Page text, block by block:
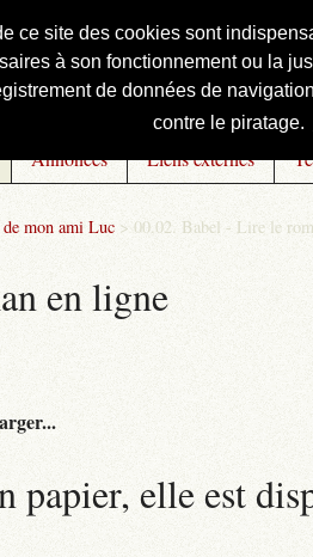
ce site des cookies sont
à son fonctionnement ou la
de données de
contre le piratage.
Annonces Liens externes
mon ami Luc > 00.02. Babel - Lire le
en ligne
papier, elle est